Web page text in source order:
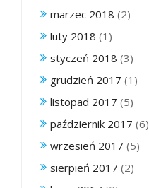
marzec 2018 (2)
luty 2018 (1)
styczeń 2018 (3)
grudzień 2017 (1)
listopad 2017 (5)
październik 2017 (6)
wrzesień 2017 (5)
sierpień 2017 (2)